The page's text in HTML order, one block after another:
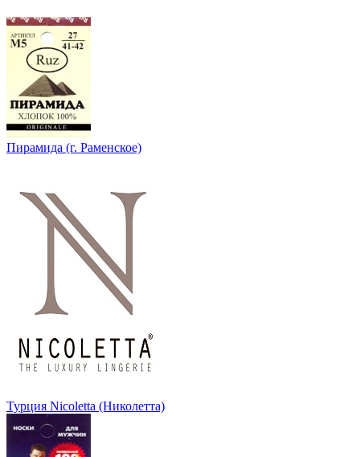
Пирамида (г. Раменское)
Турция Nicoletta (Николетта)